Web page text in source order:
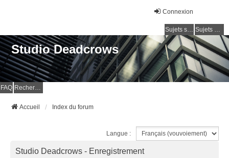
Connexion
Sujets sans réponse Sujets actifs
Studio Deadcrows
FAQ Rechercher
Accueil Index du forum
Langue :
Studio Deadcrows - Enregistrement